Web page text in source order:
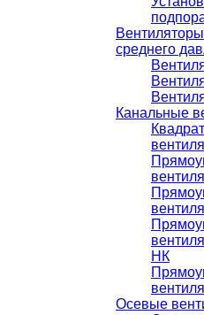
среднего
Канальные
НК
Осевые